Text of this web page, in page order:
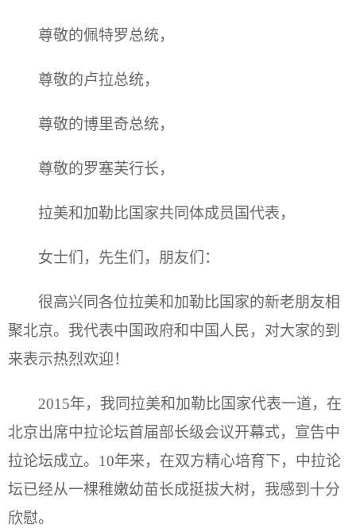
尊敬的佩特罗总统，
尊敬的卢拉总统，
尊敬的博里奇总统，
尊敬的罗塞芙行长，
拉美和加勒比国家共同体成员国代表，
女士们，先生们，朋友们：
很高兴同各位拉美和加勒比国家的新老朋友相
聚北京。我代表中国政府和中国人民，对大家的到
来表示热烈欢迎！
2015年，我同拉美和加勒比国家代表一道，在
北京出席中拉论坛首届部长级会议开幕式，宣告中
拉论坛成立。10年来，在双方精心培育下，中拉论
坛已经从一棵稚嫩幼苗长成挺拔大树，我感到十分
欣慰。